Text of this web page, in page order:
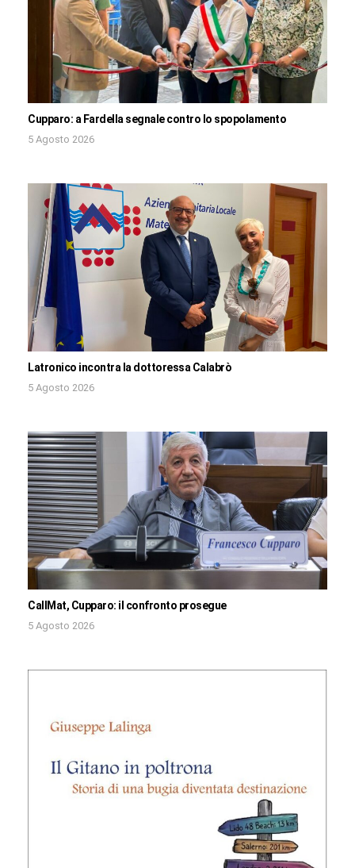
Cupparo: a Fardella segnale contro lo spopolamento
5 Agosto 2026
Latronico incontra la dottoressa Calabrò
5 Agosto 2026
CallMat, Cupparo: il confronto prosegue
5 Agosto 2026